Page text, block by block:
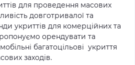
для проведення масових
довготривалої та
укриттів для комерційних та
орендувати та
багатоцільові укриття
заходів.